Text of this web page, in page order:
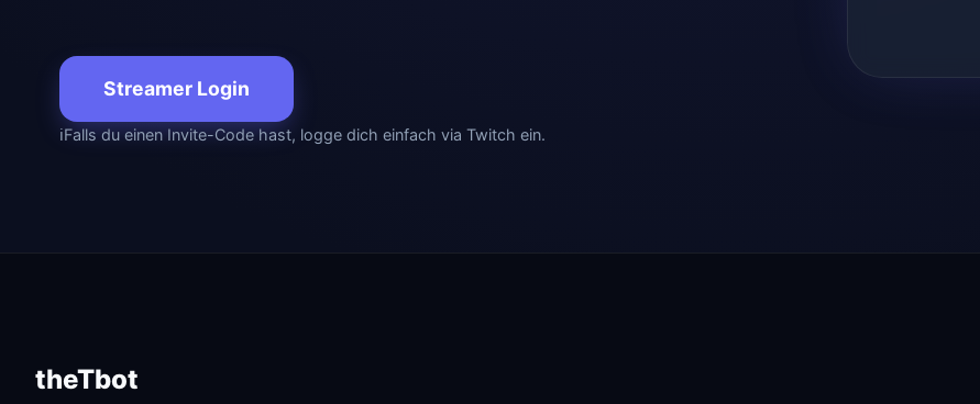
Streamer Login
ℹFalls du einen Invite-Code hast, logge dich einfach via Twitch ein.
theTbot